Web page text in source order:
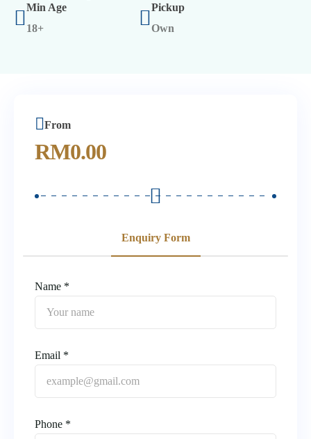
Min Age
18+
Pickup
Own
From
RM0.00
Enquiry Form
Name *
Email *
Phone *